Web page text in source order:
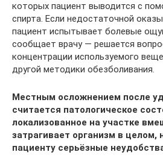
которых пациент выводится с
спирта. Если недостаточной
пациент испытывает болевые
сообщает врачу — решается
концентрации используемого
другой методики обезболивания.
Местным осложнением после
считается патологическое
локализованное на участке
затрагивает организм в целом,
пациенту серьёзные